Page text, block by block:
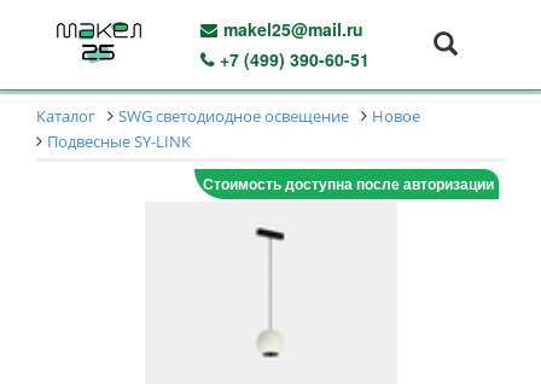
makel25@mail.ru
+7 (499) 390-60-51
Каталог SWG светодиодное освещение
Новое
Подвесные SY-LINK
Стоимость доступна после авторизации